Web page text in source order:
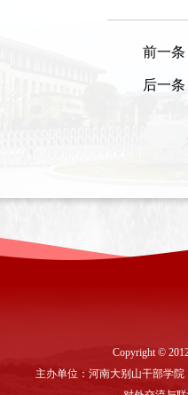
前一条
后一条
Copyright ©
主办单位：河南大别山干部学院